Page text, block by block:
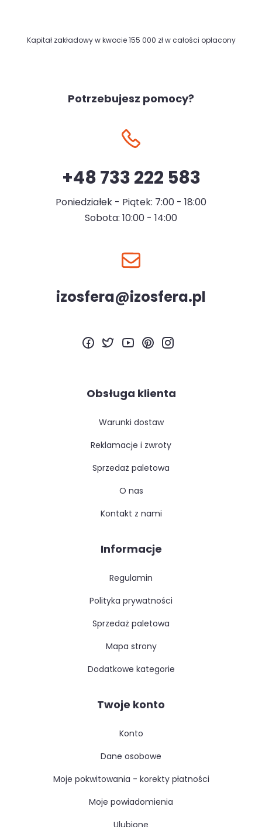
Kapitał zakładowy w kwocie 155 000 zł w całości opłacony
Potrzebujesz pomocy?
+48 733 222 583
Poniedziałek - Piątek: 7:00 - 18:00
Sobota: 10:00 - 14:00
izosfera@izosfera.pl
Obsługa klienta
warunki dostaw
reklamacje i zwroty
sprzedaż paletowa
o nas
kontakt z nami
Informacje
regulamin
polityka prywatności
sprzedaż paletowa
mapa strony
dodatkowe kategorie
Twoje konto
konto
dane osobowe
moje pokwitowania - korekty płatności
moje powiadomienia
ulubione